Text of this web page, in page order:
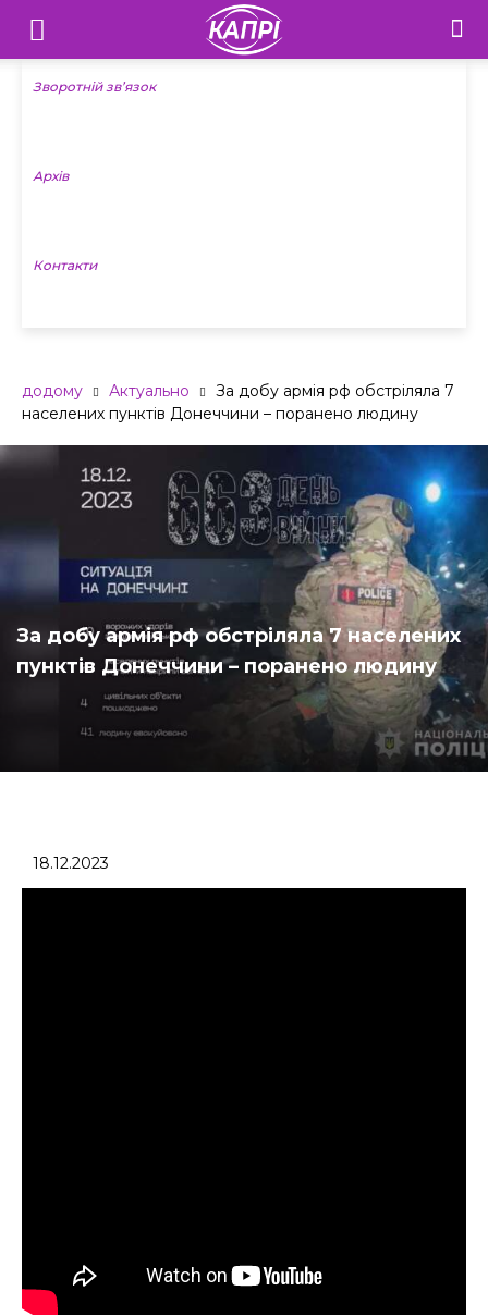
Телебачення
«Капрі»
Новини
Зворотній зв’язок
Архів
Контакти
додому Актуально
За добу армія рф обстріляла 7
населених пунктів Донеччини – поранено людину
За добу армія рф обстріляла 7 населених
пунктів Донеччини – поранено людину
18.12.2023